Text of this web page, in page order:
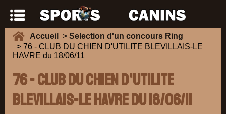
Accueil > Selection d'un concours Ring
> 76 - CLUB DU CHIEN D'UTILITE BLEVILLAIS-LE
HAVRE du 18/06/11
76 - CLUB DU CHIEN D'UTILITE
BLEVILLAIS-LE HAVRE du 18/06/11